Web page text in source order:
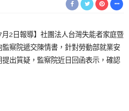
月2日報導】社團法人台灣失能者家庭暨
察院遞交陳情書，針對勞動部就業安
出質疑，監察院近日回函表示，確認